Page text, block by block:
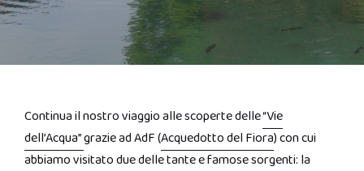
Continua il nostro viaggio alle scoperte delle“Vie
dell’Acqua”grazie ad AdF (Acquedotto del Fiora) con cui
abbiamo visitato due delle tante e famose sorgenti: la